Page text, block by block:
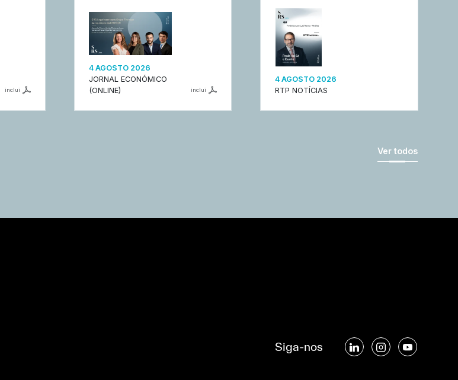
inclui
4 AGOSTO 2026
JORNAL ECONÓMICO
(ONLINE)
inclui
4 AGOSTO 2026
RTP NOTÍCIAS
Ver todos
Siga-nos